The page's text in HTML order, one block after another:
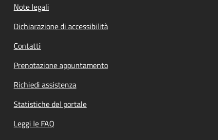
Note legali
Dichiarazione di accessibilità
Contatti
Prenotazione appuntamento
Richiedi assistenza
Statistiche del portale
Leggi le FAQ